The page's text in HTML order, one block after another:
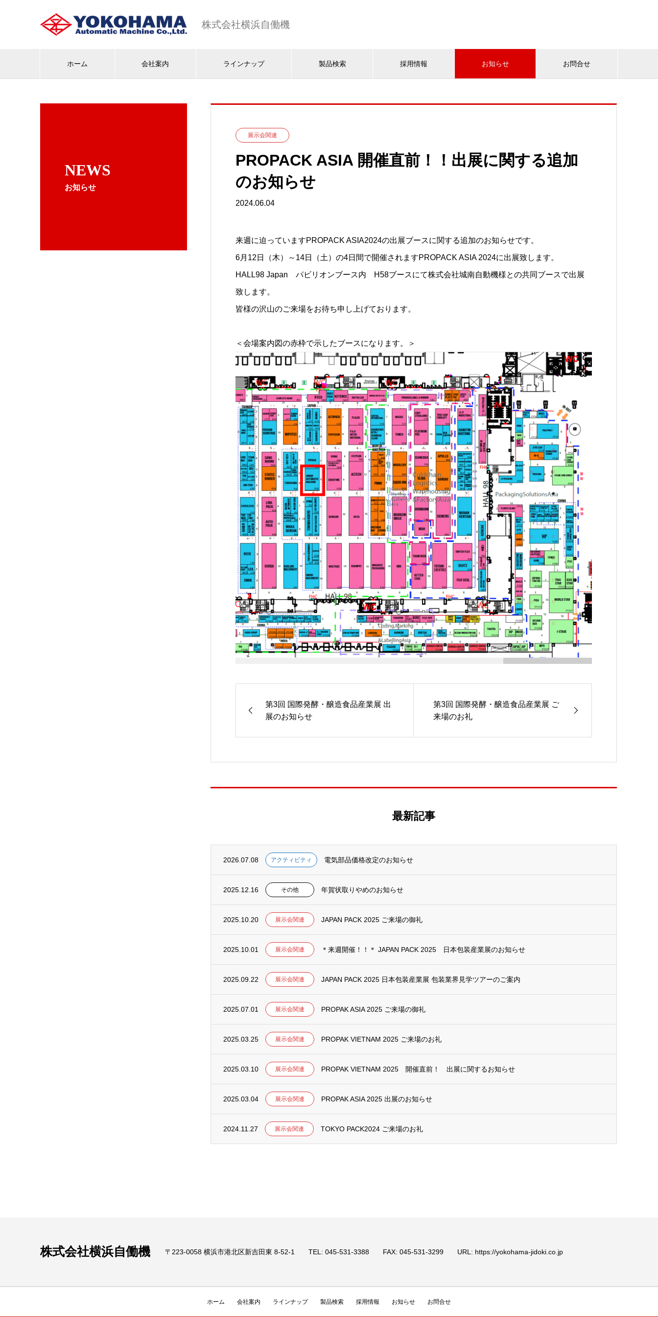
株式会社横浜自働機
ホーム 会社案内 ラインナップ 製品検索 採用情報 お知らせ お問合せ
NEWS
お知らせ
展示会関連
PROPACK ASIA 開催直前！！出展に関する追加
のお知らせ
2024.06.04
来週に迫っていますPROPACK ASIA2024の出展ブースに関する追加のお知らせです。
6月12日（木）～14日（土）の4日間で開催されますPROPACK ASIA 2024に出展致します。
HALL98 Japan パビリオンブース内 H58ブースにて株式会社城南自動機様との共同ブースで出展
致します。
皆様の沢山のご来場をお待ち申し上げております。
＜会場案内図の赤枠で示したブースになります。＞
第3回 国際発酵・醸造食品産業展 出
展のお知らせ
第3回 国際発酵・醸造食品産業展 ご
来場のお礼
最新記事
2026.07.08 アクティビティ 電気部品価格改定のお知らせ
2025.12.16 その他 年賀状取りやめのお知らせ
2025.10.20 展示会関連 JAPAN PACK 2025 ご来場の御礼
2025.10.01 展示会関連 ＊来週開催！！＊ JAPAN PACK 2025 日本包装産業展のお知らせ
2025.09.22 展示会関連 JAPAN PACK 2025 日本包装産業展 包装業界見学ツアーのご案内
2025.07.01 展示会関連 PROPAK ASIA 2025 ご来場の御礼
2025.03.25 展示会関連 PROPAK VIETNAM 2025 ご来場のお礼
2025.03.10 展示会関連 PROPAK VIETNAM 2025 開催直前！ 出展に関するお知らせ
2025.03.04 展示会関連 PROPAK ASIA 2025 出展のお知らせ
2024.11.27 展示会関連 TOKYO PACK2024 ご来場のお礼
株式会社横浜自働機 〒223-0058 横浜市港北区新吉田東 8-52-1 TEL: 045-531-3388 FAX: 045-531-3299 URL: https://yokohama-jidoki.co.jp
ホーム 会社案内 ラインナップ 製品検索 採用情報 お知らせ お問合せ